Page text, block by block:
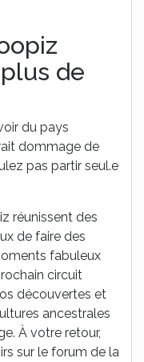
de
du pays
dommage de
pas partir seul.e
réunissent des
de faire des
fabuleux
circuit
découvertes et
ancestrales
À votre retour,
sur le forum de la